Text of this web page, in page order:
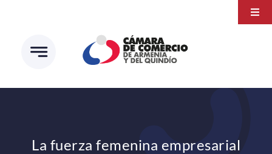
contenido
La fuerza femenina empresarial